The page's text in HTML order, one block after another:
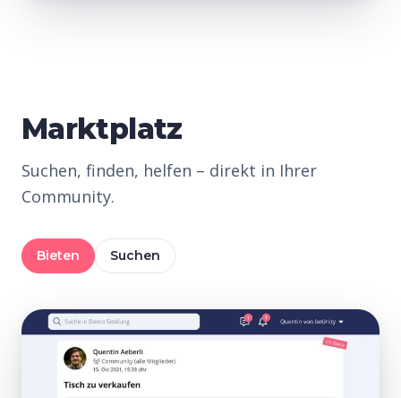
Marktplatz
Suchen, finden, helfen – direkt in Ihrer
Community.
Bieten Suchen